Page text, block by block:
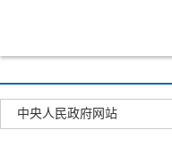
中央人民政府网站